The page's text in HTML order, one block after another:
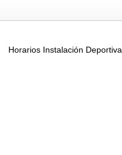
Horarios Instalación Deportiva